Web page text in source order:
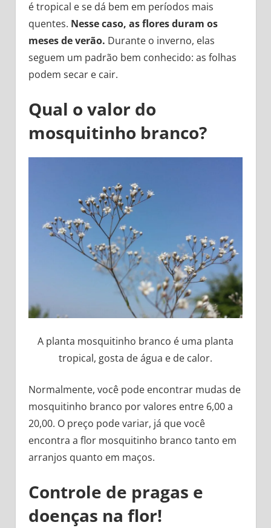
é tropical e se dá bem em períodos mais
quentes. Nesse caso, as flores duram os
meses de verão. Durante o inverno, elas
seguem um padrão bem conhecido: as folhas
podem secar e cair.
Qual o valor do
mosquitinho branco?
A planta mosquitinho branco é uma planta
tropical, gosta de água e de calor.
Normalmente, você pode encontrar mudas de
mosquitinho branco por valores entre 6,00 a
20,00. O preço pode variar, já que você
encontra a flor mosquitinho branco tanto em
arranjos quanto em maços.
Controle de pragas e
doenças na flor!